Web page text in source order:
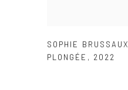
SOPHIE BRUSSAUX
PLONGÉE , 2022